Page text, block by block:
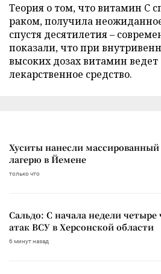
Теория о том, что витамин C
раком, получила
спустя десятилетия –
показали, что при
высоких дозах витамин ведет
лекарственное средство.
Хуситы нанесли
лагерю в Йемене
только что
Сальдо: С начала недели четыре
атак ВСУ в Херсонской области
6 минут назад